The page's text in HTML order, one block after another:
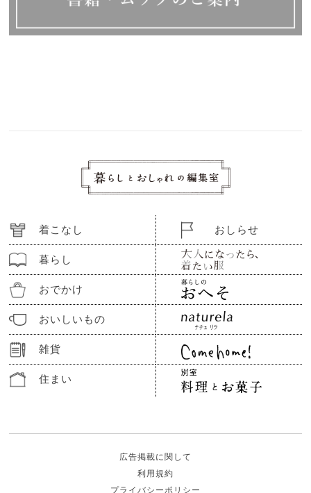
着こなし
暮らし
おでかけ
おいしいもの
雑貨
住まい
おしらせ
広告掲載に関して
利用規約
プライバシーポリシー